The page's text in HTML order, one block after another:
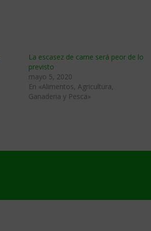
La escasez de carne será peor de lo
previsto
mayo 5, 2020
En «Alimentos, Agricultura,
Ganaderia y Pesca»